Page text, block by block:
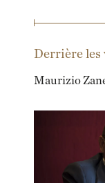
Derrière les
Maurizio